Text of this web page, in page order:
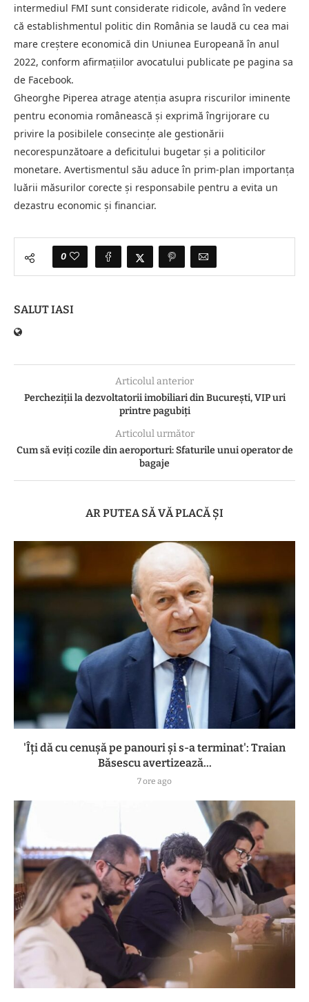
intermediul FMI sunt considerate ridicole, având în vedere
că establishmentul politic din România se laudă cu cea mai
mare creștere economică din Uniunea Europeană în anul
2022, conform afirmațiilor avocatului publicate pe pagina sa
de Facebook.
Gheorghe Piperea atrage atenția asupra riscurilor iminente
pentru economia românească și exprimă îngrijorare cu
privire la posibilele consecințe ale gestionării
necorespunzătoare a deficitului bugetar și a politicilor
monetare. Avertismentul său aduce în prim-plan importanța
luării măsurilor corecte și responsabile pentru a evita un
dezastru economic și financiar.
0
SALUT IASI
Articolul anterior
Percheziții la dezvoltatorii imobiliari din București, VIP uri
printre pagubiți
Articolul următor
Cum să eviți cozile din aeroporturi: Sfaturile unui operator de
bagaje
AR PUTEA SĂ VĂ PLACĂ ȘI
'Îți dă cu cenușă pe panouri și s-a terminat': Traian
Băsescu avertizează...
7 ore ago